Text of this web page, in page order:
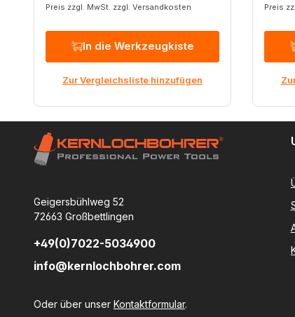
Preis zzgl. MwSt. zzgl. Versandkosten
In die Werkzeugkiste
Zur Vergleichsliste hinzufügen
Preis
Geigersbühlweg 52
72663 Großbettlingen
+49(0)7022-5034900
info@kernlochbohrer.com
Oder über unser Kontaktformular.